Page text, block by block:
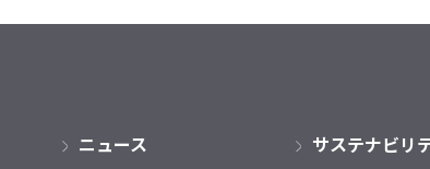
ニュース
サステナビリ